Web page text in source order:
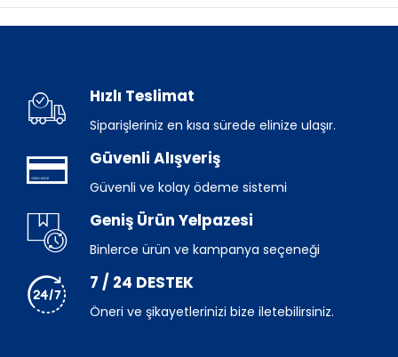
Hızlı Teslimat
Siparişleriniz en kısa sürede elinize ulaşır.
Güvenli Alışveriş
Güvenli ve kolay ödeme sistemi
Geniş Ürün Yelpazesi
Binlerce ürün ve kampanya seçeneği
7 / 24 DESTEK
Öneri ve şikayetlerinizi bize iletebilirsiniz.